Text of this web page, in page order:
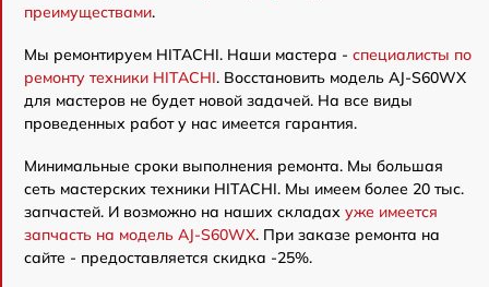
преимуществами.
Мы ремонтируем HITACHI. Наши мастера - специалисты по
ремонту техники HITACHI. Восстановить модель AJ-S60WX
для мастеров не будет новой задачей. На все виды
проведенных работ у нас имеется гарантия.
Минимальные сроки выполнения ремонта. Мы большая
сеть мастерских техники HITACHI. Мы имеем более 20 тыс.
запчастей. И возможно на наших складах уже имеется
запчасть на модель AJ-S60WX. При заказе ремонта на
сайте - предоставляется скидка -25%.